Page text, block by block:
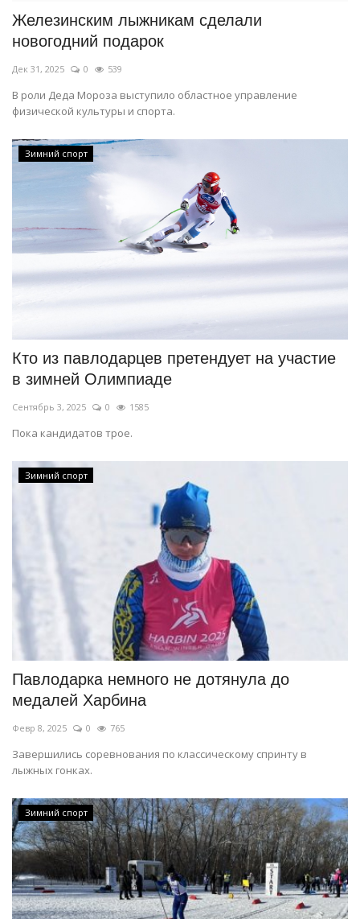
Железинским лыжникам сделали
новогодний подарок
Дек 31, 2025 0 539
В роли Деда Мороза выступило областное управление
физической культуры и спорта.
Зимний спорт
Кто из павлодарцев претендует на участие
в зимней Олимпиаде
Сентябрь 3, 2025 0 1585
Пока кандидатов трое.
Зимний спорт
Павлодарка немного не дотянула до
медалей Харбина
Февр 8, 2025 0 765
Завершились соревнования по классическому спринту в
лыжных гонках.
Зимний спорт